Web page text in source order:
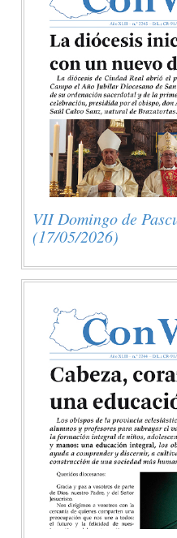
VII Domingo de
(17/05/2026)